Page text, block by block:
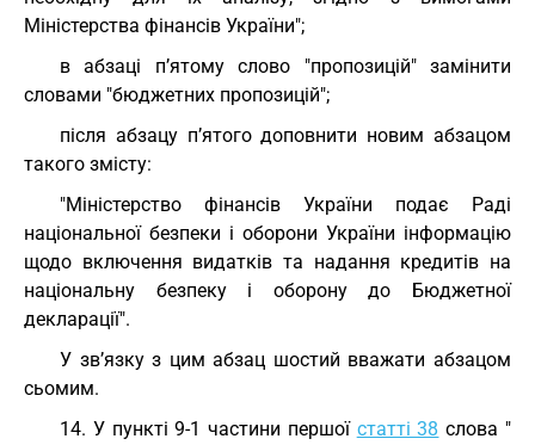
Міністерства фінансів України";
в абзаці п’ятому слово "пропозицій" замінити
словами "бюджетних пропозицій";
після абзацу п’ятого доповнити новим абзацом
такого змісту:
"Міністерство фінансів України подає Раді
національної безпеки і оборони України інформацію
щодо включення видатків та надання кредитів на
національну безпеку і оборону до Бюджетної
декларації".
У зв’язку з цим абзац шостий вважати абзацом
сьомим.
14. У пункті 9-1 частини першої статті 38 слова "